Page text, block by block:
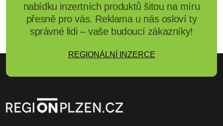
nabídku inzertních produktů šitou na míru
přesně pro vás. Reklama u nás osloví ty
správné lidi – vaše budoucí zákazníky!
REGIONÁLNÍ INZERCE